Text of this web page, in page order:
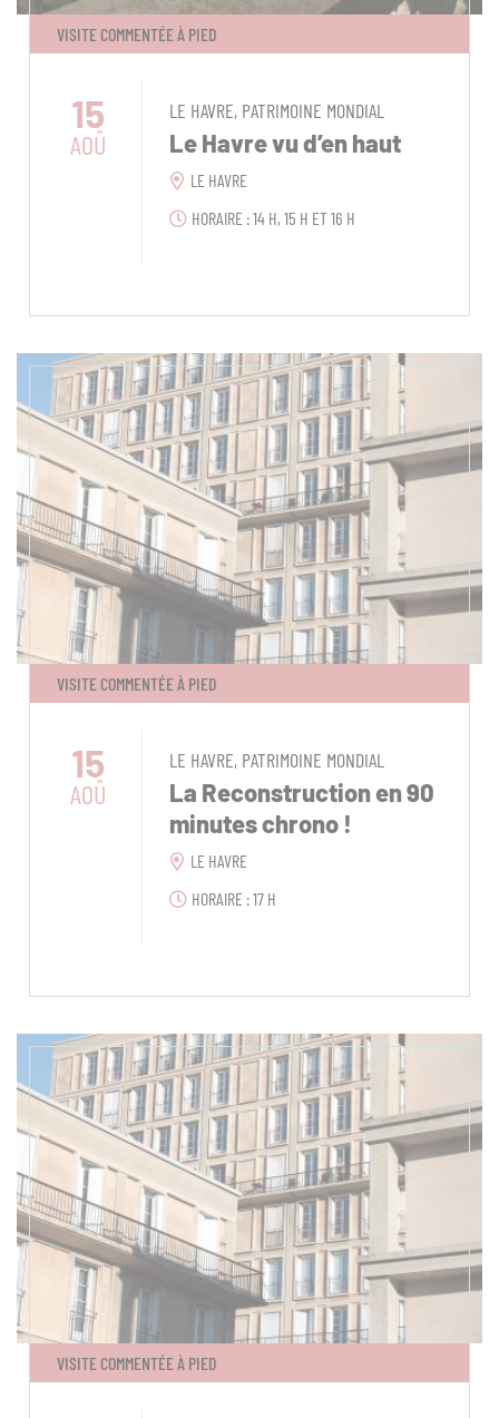
VISITE COMMENTÉE À PIED
15
AOÛ
LE HAVRE, PATRIMOINE MONDIAL
Le Havre vu d’en haut
LE HAVRE
HORAIRE : 14 H, 15 H ET 16 H
VISITE COMMENTÉE À PIED
15
AOÛ
LE HAVRE, PATRIMOINE MONDIAL
La Reconstruction en 90
minutes chrono !
LE HAVRE
HORAIRE : 17 H
VISITE COMMENTÉE À PIED